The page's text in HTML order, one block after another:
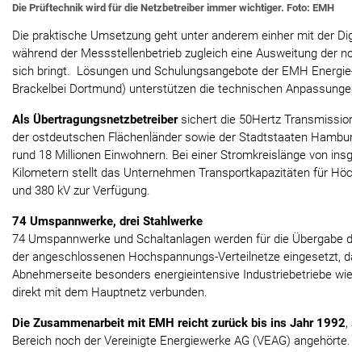
Die Prüftechnik wird für die Netzbetreiber immer wichtiger. Foto: EMH
Die praktische Umsetzung geht unter anderem einher mit der
während der Messstellenbetrieb zugleich eine Ausweitung der
sich bringt. Lösungen und Schulungsangebote der EMH
Brackelbei Dortmund) unterstützen die technischen
Als Übertragungsnetzbetreibersichert die 50Hertz
der ostdeutschen Flächenländer sowie der Stadtstaaten
rund 18 Millionen Einwohnern. Bei einer Stromkreislänge von
Kilometern stellt das Unternehmen Transportkapazitäten für
und 380 kV zur Verfügung.
74 Umspannwerke, drei Stahlwerke
74 Umspannwerke und Schaltanlagen werden für die Übergabe
der angeschlossenen Hochspannungs-Verteilnetze eingesetzt,
Abnehmerseite besonders energieintensive Industriebetriebe
direkt mit dem Hauptnetz verbunden.
Die Zusammenarbeit mit EMH reicht zurück bis ins Jahr 1992,
Bereich noch der Vereinigte Energiewerke AG (VEAG)